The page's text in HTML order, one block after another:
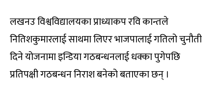
लखनउ विश्वविद्यालयका प्राध्याकप रवि कान्तले
नितिशकुमारलाई साथमा लिएर भाजपालाई गतिलो चुनौती
दिने योजनामा इन्डिया गठबन्धनलाई धक्का पुगेपछि
प्रतिपक्षी गठबन्धन निराश बनेको बताएका छन् ।